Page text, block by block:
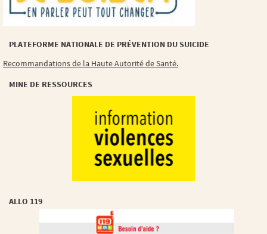
PLATEFORME NATIONALE DE PRÉVENTION DU SUICIDE
Recommandations de la Haute Autorité de Santé.
MINE DE RESSOURCES
ALLO 119